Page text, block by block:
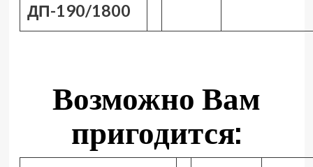
ДП-190/1800
Возможно Вам
пригодится: